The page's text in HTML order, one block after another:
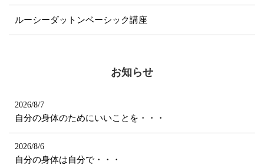
ルーシーダットンベーシック講座
お知らせ
2026/8/7
自分の身体のためにいいことを・・・
2026/8/6
自分の身体は自分で・・・